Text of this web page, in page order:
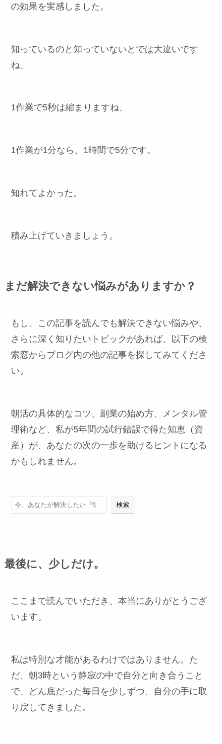
の効果を実感しました。
知っているのと知っていないとでは大違いです
ね、
1作業で5秒は縮まりますね、
1作業が1分なら、1時間で5分です。
知れてよかった。
積み上げていきましょう。
まだ解決できない悩みがありますか？
もし、この記事を読んでも解決できない悩みや、
さらに深く知りたいトピックがあれば、以下の検
索窓からブログ内の他の記事を探してみてくださ
い。
朝活の具体的なコツ、副業の始め方、メンタル管
理術など、私が5年間の試行錯誤で得た知恵（資
産）が、あなたの次の一歩を助けるヒントになる
かもしれません。
検索 検索
最後に、少しだけ。
ここまで読んでいただき、本当にありがとうござ
います。
私は特別な才能があるわけではありません。た
だ、朝3時という静寂の中で自分と向き合うこと
で、どん底だった毎日を少しずつ、自分の手に取
り戻してきました。